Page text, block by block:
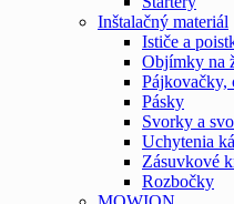
Inštalačný materiál
Ističe a
Objímky na
Pájkovačky,
Pásky
Svorky a
Uchytenia
Zásuvkové
Rozbočky